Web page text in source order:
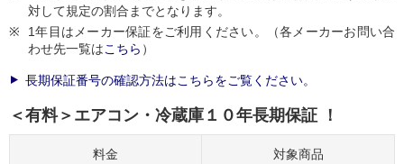
対して規定の割合までとなります。
1年目はメーカー保証をご利用ください。（各メーカーお問い合
わせ先一覧はこちら ）
長期保証番号の確認方法はこちらをご覧ください。
＜有料＞エアコン・冷蔵庫１０年長期保証 ！
料金 対象商品